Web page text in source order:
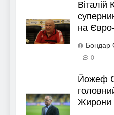
Віталій
на
Бондар
0
Йожеф
Жирони